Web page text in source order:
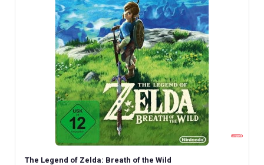
The Legend of Zelda: Breath of the Wild